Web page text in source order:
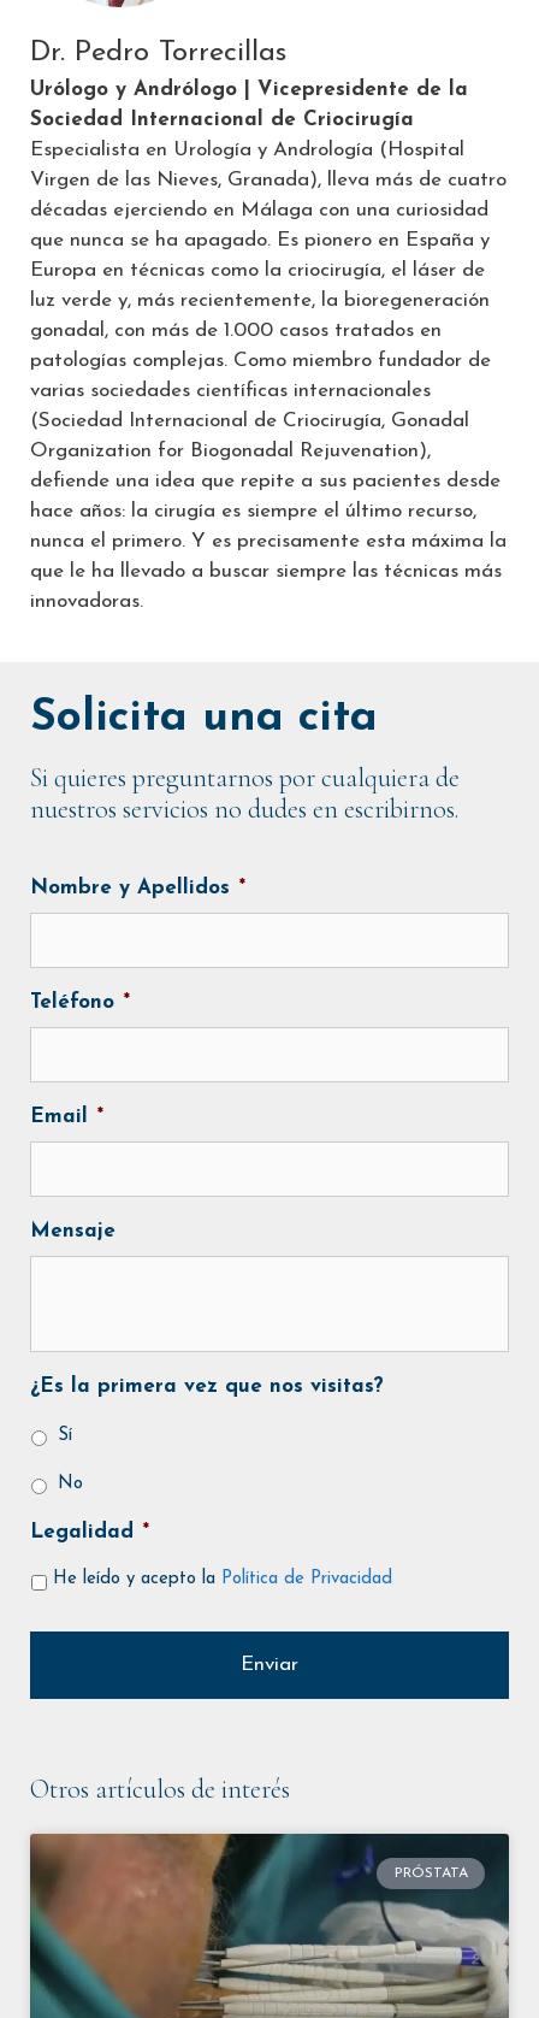
Dr. Pedro Torrecillas
Urólogo y Andrólogo | Vicepresidente de la
Sociedad Internacional de Criocirugía
Especialista en Urología y Andrología (Hospital
Virgen de las Nieves, Granada), lleva más de cuatro
décadas ejerciendo en Málaga con una curiosidad
que nunca se ha apagado. Es pionero en España y
Europa en técnicas como la criocirugía, el láser de
luz verde y, más recientemente, la bioregeneración
gonadal, con más de 1.000 casos tratados en
patologías complejas. Como miembro fundador de
varias sociedades científicas internacionales
(Sociedad Internacional de Criocirugía, Gonadal
Organization for Biogonadal Rejuvenation),
defiende una idea que repite a sus pacientes desde
hace años: la cirugía es siempre el último recurso,
nunca el primero. Y es precisamente esta máxima la
que le ha llevado a buscar siempre las técnicas más
innovadoras.
Solicita una cita
Si quieres preguntarnos por cualquiera de
nuestros servicios no dudes en escribirnos.
Nombre y Apellidos *
Teléfono *
Email *
Mensaje
¿Es la primera vez que nos visitas?
Sí
No
Legalidad *
He leído y acepto la Política de Privacidad
Otros artículos de interés
PRÓSTATA